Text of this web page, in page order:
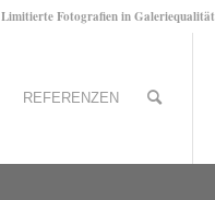
Limitierte Fotografien in Galeriequalität
REFERENZEN